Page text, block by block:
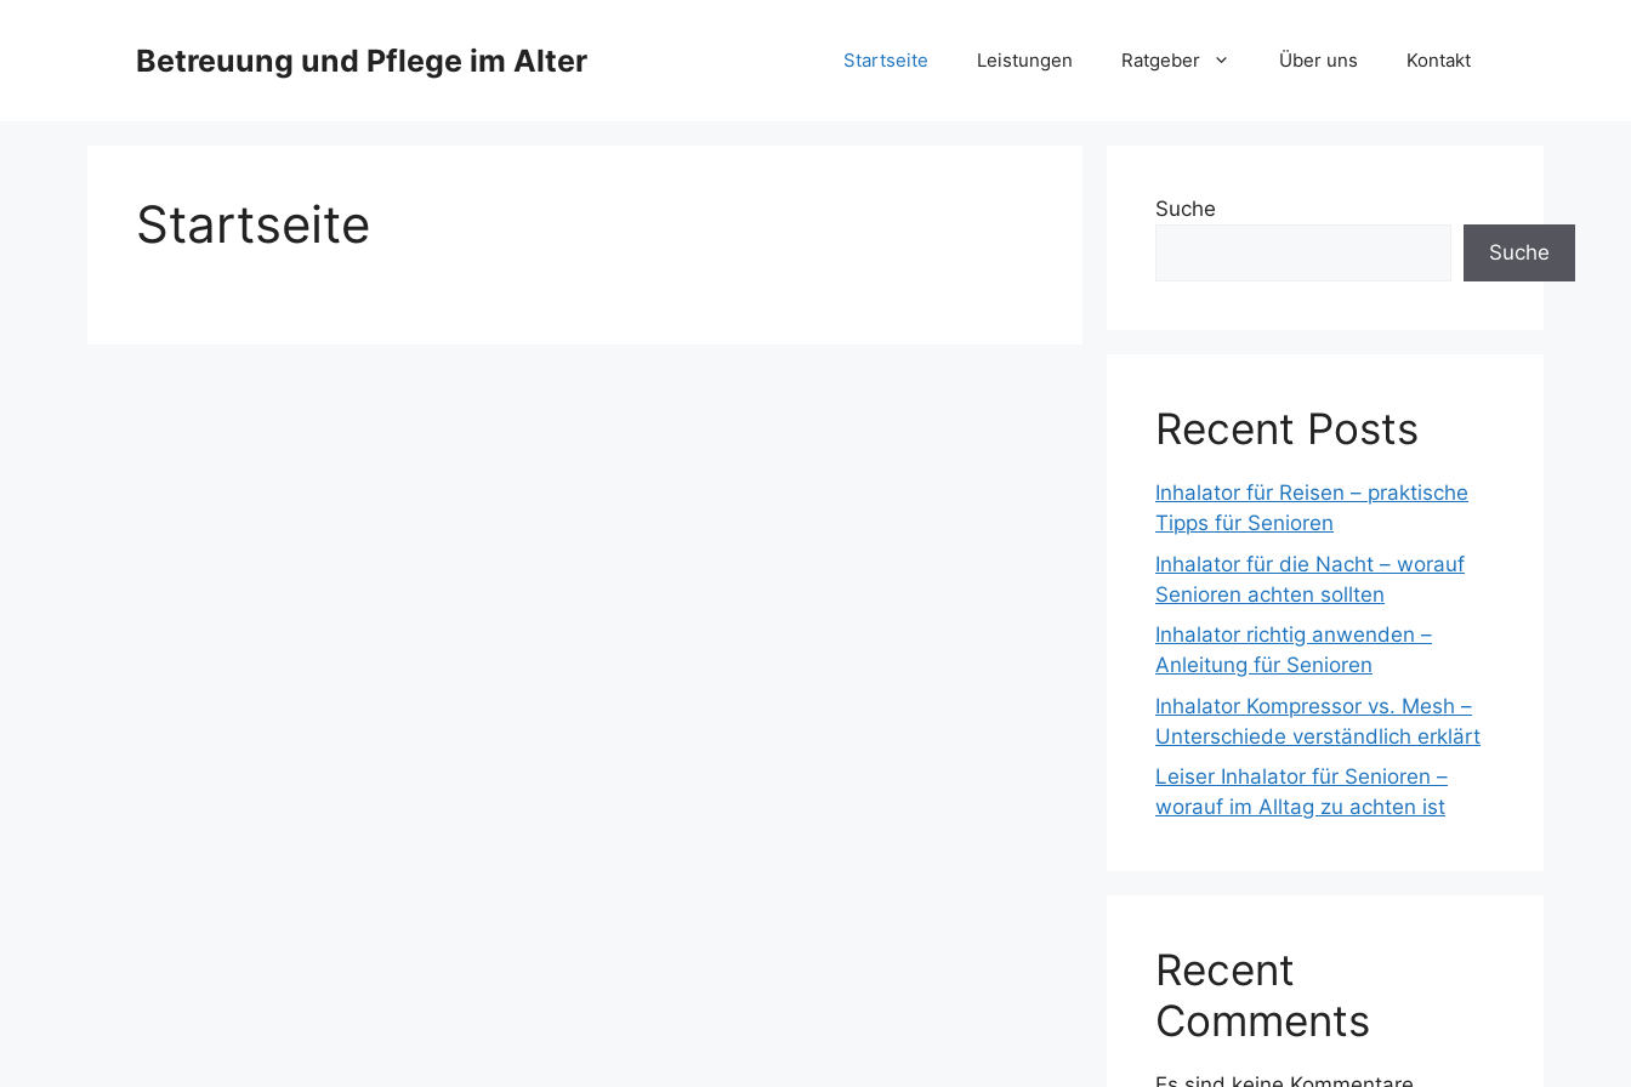
Betreuung und Pflege im Alter Startseite Leistungen Ratgeber Über uns Kontakt
Startseite
Suche
Suche
Recent Posts
Inhalator für Reisen – praktische
Tipps für Senioren
Inhalator für die Nacht – worauf
Senioren achten sollten
Inhalator richtig anwenden –
Anleitung für Senioren
Inhalator Kompressor vs. Mesh –
Unterschiede verständlich erklärt
Leiser Inhalator für Senioren –
worauf im Alltag zu achten ist
Recent
Comments